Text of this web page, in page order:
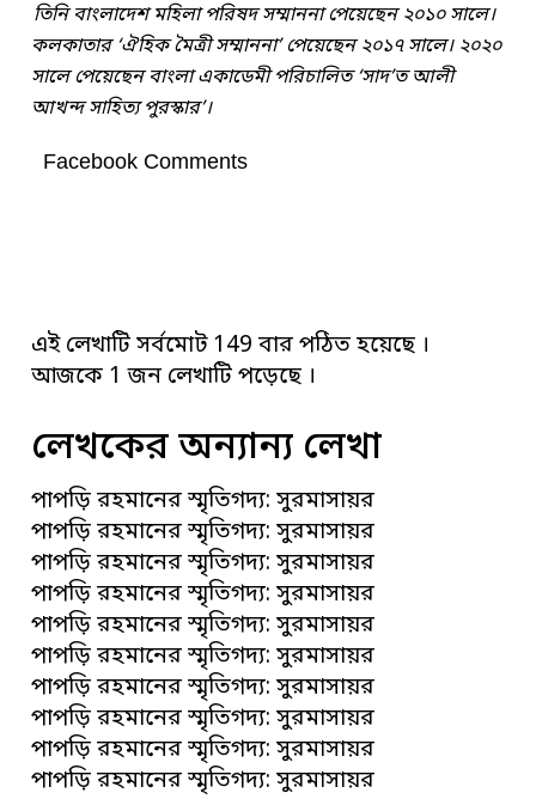
তিনি বাংলাদেশ মহিলা পরিষদ সম্মাননা পেয়েছেন ২০১০ সালে।
কলকাতার ‘ঐহিক মৈত্রী সম্মাননা’ পেয়েছেন ২০১৭ সালে। ২০২০
সালে পেয়েছেন বাংলা একাডেমী পরিচালিত ‘সাদ’ত আলী
আখন্দ সাহিত্য পুরস্কার’।
Facebook Comments
এই লেখাটি সর্বমোট 149 বার পঠিত হয়েছে ।
আজকে 1 জন লেখাটি পড়েছে ।
লেখকের অন্যান্য লেখা
পাপড়ি রহমানের স্মৃতিগদ্য: সুরমাসায়র
পাপড়ি রহমানের স্মৃতিগদ্য: সুরমাসায়র
পাপড়ি রহমানের স্মৃতিগদ্য: সুরমাসায়র
পাপড়ি রহমানের স্মৃতিগদ্য: সুরমাসায়র
পাপড়ি রহমানের স্মৃতিগদ্য: সুরমাসায়র
পাপড়ি রহমানের স্মৃতিগদ্য: সুরমাসায়র
পাপড়ি রহমানের স্মৃতিগদ্য: সুরমাসায়র
পাপড়ি রহমানের স্মৃতিগদ্য: সুরমাসায়র
পাপড়ি রহমানের স্মৃতিগদ্য: সুরমাসায়র
পাপড়ি রহমানের স্মৃতিগদ্য: সুরমাসায়র